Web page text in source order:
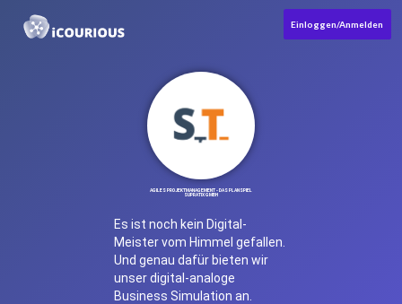
Einloggen/Anmelden
AGILES PROJEKTMANAGEMENT - DAS PLANSPIEL
SUPRATIX GMBH
Es ist noch kein Digital-
Meister vom Himmel gefallen.
Und genau dafür bieten wir
unser digital-analoge
Business Simulation an.